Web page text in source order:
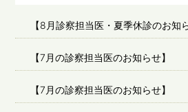
【8月診察担当医・夏季休診のお知
【7月の診察担当医のお知らせ】
【7月の診察担当医のお知らせ】